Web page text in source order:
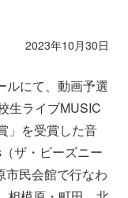
2023年10月30日
ルにて、動画予選
生ライブMUSIC
」を受賞した音
ザ・ビーズニー
市民会館で行なわ